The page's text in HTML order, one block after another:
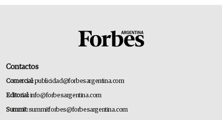
Contactos
Comercial:publicidad@forbesargentina.com
Editorial:info@forbesargentina.com
Summit:summitforbes@forbesargentina.com